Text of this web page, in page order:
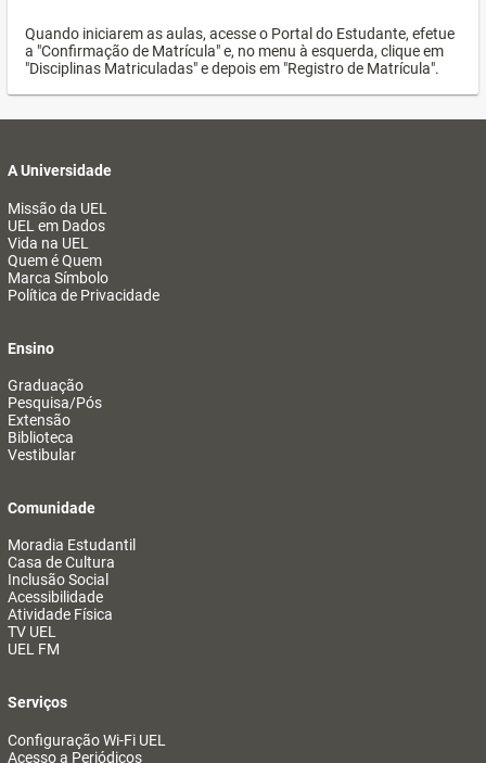
Quando iniciarem as aulas, acesse o Portal do Estudante, efetue
a "Confirmação de Matrícula" e, no menu à esquerda, clique em
"Disciplinas Matriculadas" e depois em "Registro de Matrícula".
A Universidade
Missão da UEL
UEL em Dados
Vida na UEL
Quem é Quem
Marca Símbolo
Política de Privacidade
Ensino
Graduação
Pesquisa/Pós
Extensão
Biblioteca
Vestibular
Comunidade
Moradia Estudantil
Casa de Cultura
Inclusão Social
Acessibilidade
Atividade Física
TV UEL
UEL FM
Serviços
Configuração Wi-Fi UEL
Acesso a Periódicos